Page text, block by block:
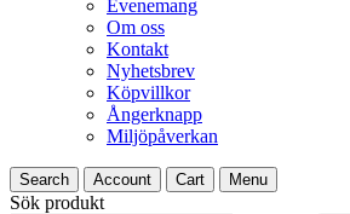
Evenemang
Om oss
Kontakt
Nyhetsbrev
Köpvillkor
Ångerknapp
Miljöpåverkan
Search Account Cart Menu
Sök produkt